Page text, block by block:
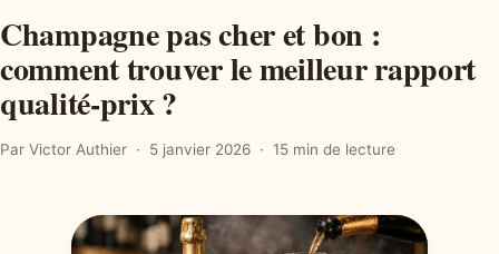
Champagne pas cher et bon :
comment trouver le meilleur rapport
qualité-prix ?
Par Victor Authier 5 janvier 2026 15 min de lecture